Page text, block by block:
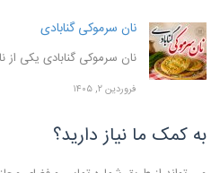
نان سرموکی گنابادی
نان سرموکی گنابادی یکی
فروردین ۲, ۱۴۰۵
به کمک ما نیاز دارید؟